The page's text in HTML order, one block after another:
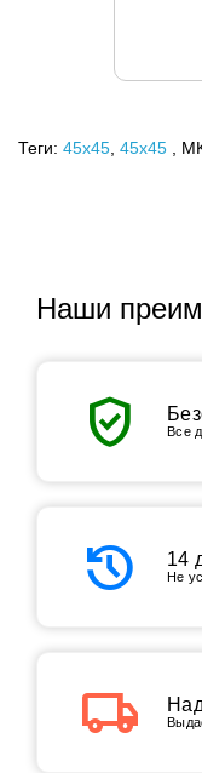
Теги: 45x45 45х45 ,
Наши
verified_user Все
history 14
Не
local_shipping